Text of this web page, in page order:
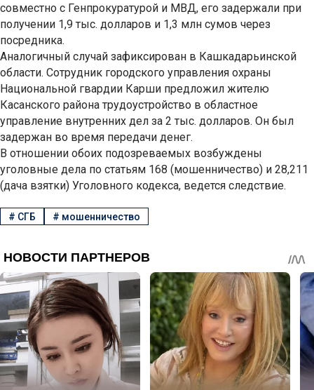
совместно с Генпрокуратурой и МВД, его задержали при
получении 1,9 тыс. долларов и 1,3 млн сумов через
посредника.
Аналогичный случай зафиксирован в Кашкадарьинской
области. Сотрудник городского управления охраны
Национальной гвардии Карши предложил жителю
Касанского района трудоустройство в областное
управление внутренних дел за 2 тыс. долларов. Он был
задержан во время передачи денег.
В отношении обоих подозреваемых возбуждены
уголовные дела по статьям 168 (мошенничество) и 28,211
(дача взятки) Уголовного кодекса, ведется следствие.
# СГБ # мошенничество